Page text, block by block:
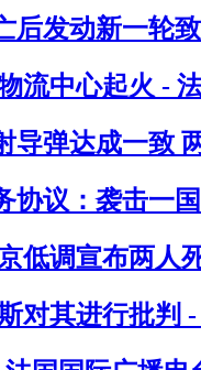
后发动新一轮
流中心起火 -
弹达成一致
议：袭击一
低调宣布两人
对其进行批判